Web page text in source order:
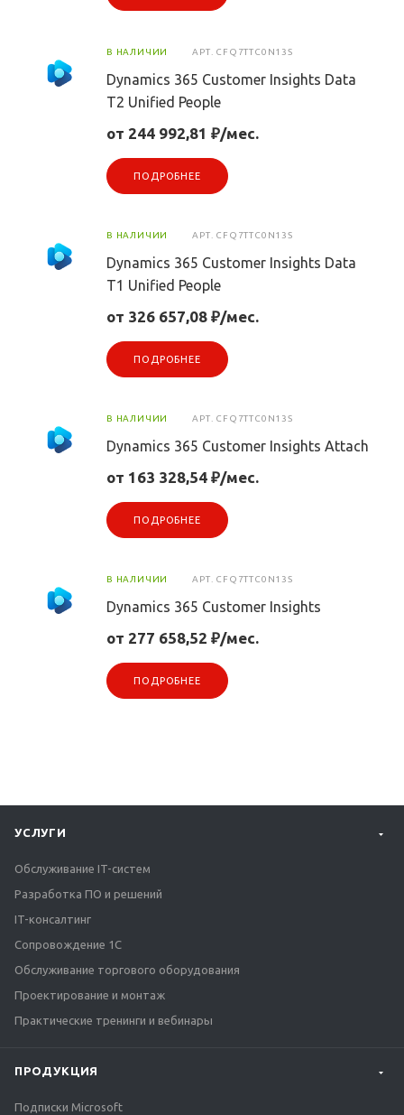
В НАЛИЧИИ АРТ. CFQ7TTC0N13S
Dynamics 365 Customer Insights Data
T2 Unified People
от 244 992,81 ₽/мес.
ПОДРОБНЕЕ
В НАЛИЧИИ АРТ. CFQ7TTC0N13S
Dynamics 365 Customer Insights Data
T1 Unified People
от 326 657,08 ₽/мес.
ПОДРОБНЕЕ
В НАЛИЧИИ АРТ. CFQ7TTC0N13S
Dynamics 365 Customer Insights Attach
от 163 328,54 ₽/мес.
ПОДРОБНЕЕ
В НАЛИЧИИ АРТ. CFQ7TTC0N13S
Dynamics 365 Customer Insights
от 277 658,52 ₽/мес.
ПОДРОБНЕЕ
УСЛУГИ
Обслуживание IT-систем
Разработка ПО и решений
IT-консалтинг
Сопровождение 1С
Обслуживание торгового оборудования
Проектирование и монтаж
Практические тренинги и вебинары
ПРОДУКЦИЯ
Подписки Microsoft